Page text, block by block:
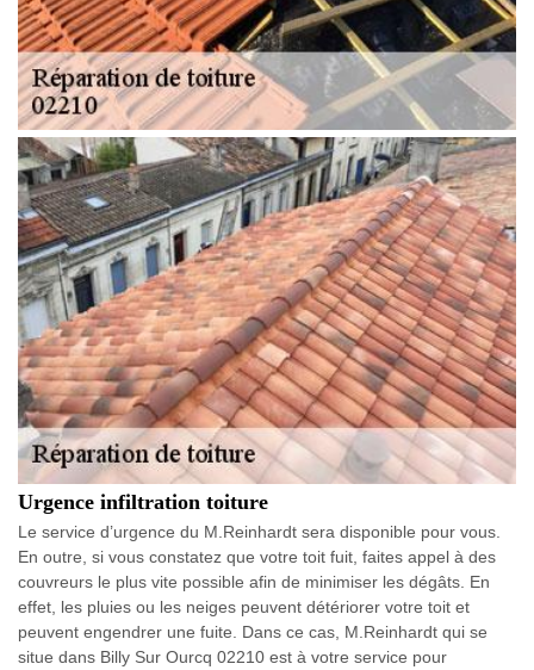
Urgence infiltration toiture
Le service d’urgence du M.Reinhardt sera disponible pour vous.
En outre, si vous constatez que votre toit fuit, faites appel à des
couvreurs le plus vite possible afin de minimiser les dégâts. En
effet, les pluies ou les neiges peuvent détériorer votre toit et
peuvent engendrer une fuite. Dans ce cas, M.Reinhardt qui se
situe dans Billy Sur Ourcq 02210 est à votre service pour